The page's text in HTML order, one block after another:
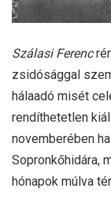
Szálasi Ferenc
zsidósággal
hálaadó misét
rendíthetetlen
novemberében
Sopronkőhidára,
hónapok múlva